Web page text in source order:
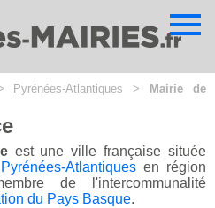
Pyrénées-Atlantiques >
Mairie de
est une ville française située
Pyrénées-Atlantiquesen région
de l'intercommunalité
du Pays Basque.